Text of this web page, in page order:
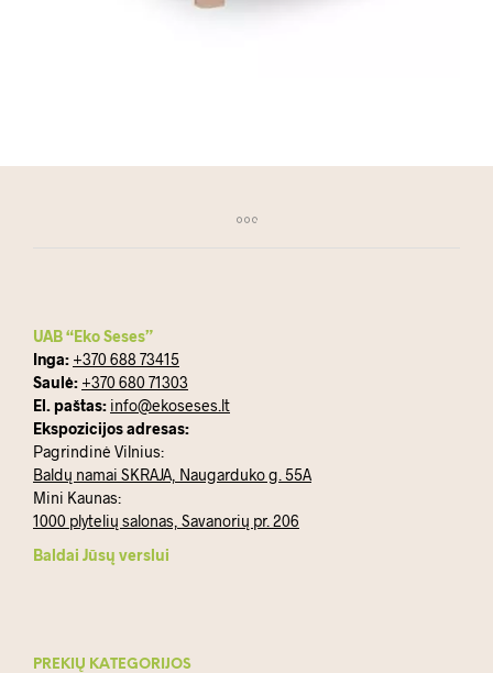
UAB “Eko Seses”
Inga: +370 688 73415
Saulė: +370 680 71303
El. paštas: info@ekoseses.lt
Ekspozicijos adresas:
Pagrindinė Vilnius:
Baldų namai SKRAJA, Naugarduko g. 55A
Mini Kaunas:
1000 plytelių salonas, Savanorių pr. 206
Baldai Jūsų verslui
PREKIŲ KATEGORIJOS